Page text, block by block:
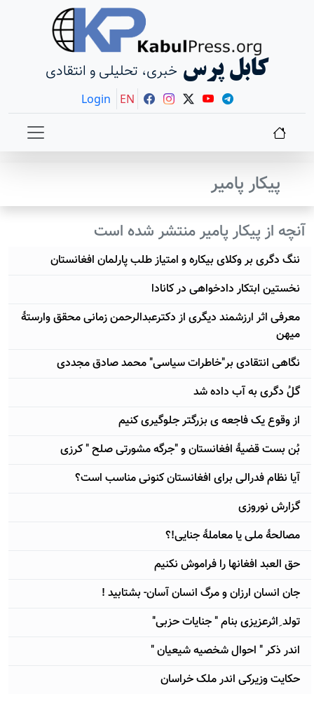
کابل پرس خبری، تحلیلی و انتقادی
Login EN
پیکار پامیر
آنچه از پیکار پامیر منتشر شده است
ننگ دگری بر وکلای بیکاره و امتیاز طلب پارلمان افغانستان
نخستین ابتکار دادخواهی در کانادا
معرفی اثر ارزشمند دیگری از دکترعبدالرحمن زمانی محقق وارستۀ
میهن
نگاهی انتقادی بر"خاطرات سیاسی" محمد صادق مجددی
گلُ دگری به آب داده شد
از وقوع یک فاجعه ی بزرگتر جلوگیری کنیم
بُن بست قضیۀ افغانستان و "جرگه مشورتی صلح " کرزی
آیا نظام فدرالی برای افغانستان کنونی مناسب است؟
گزارش نوروزی
مصالحۀ ملی یا معاملۀ جنایی!؟
حق العبد افغانها را فراموش نکنیم
جان انسان ارزان و مرگ انسان آسان- بشتابید !
تولد ِاثرعزیزی بنام " جنایات حزبی"
اندر ذکر " احوال شخصیه شیعیان "
حکایت وزیرکی اندر ملک خراسان